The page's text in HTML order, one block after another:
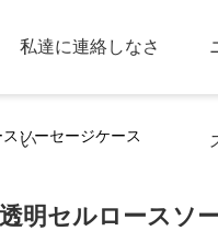
私達に連絡しなさ
い
ソーセージケース
明セルロースソ